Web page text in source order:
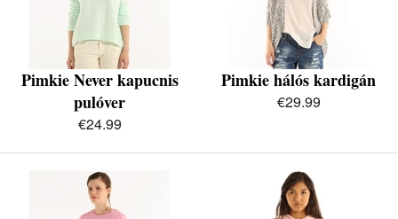
Pimkie Never kapucnis
pulóver
€24.99
Pimkie hálós kardigán
€29.99